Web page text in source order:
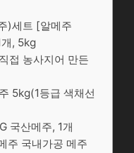
)세트 [알메주
, 5kg
접 농사지어 만든
5kg(1등급 색채선
국산메주, 1개
주 국내가공 메주